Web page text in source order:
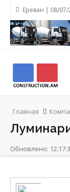
Ереван | 08/07/
Главная
Обновлено: